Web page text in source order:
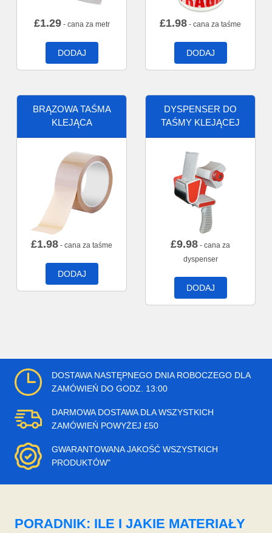
£1.29- cana za metr
DODAJ
£1.98 - cana za taśme
DODAJ
BRĄZOWA TAŚMA
KLEJĄCA
£1.98 - cana za taśme
DODAJ
DYSPENSER DO
TAŚMY KLEJĄCEJ
£9.98 - cana za
dyspenser
DODAJ
DOSTAWA NASTĘPNEGO DNIA ROBOCZEGO DLA
ZAMÓWIEŃ DO GODZ. 13:00
DARMOWA DOSTAWA DLA WSZYSTKICH
ZAMÓWIEŃ POWYŻEJ £50
GWARANTOWANA JAKOŚĆ WSZYSTKICH
PRODUKTÓW"
PORADNIK: ILE I JAKIE MATERIAŁY